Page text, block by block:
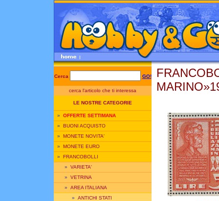
Cerca GO!
cerca l'articolo che ti interessa
LE NOSTRE CATEGORIE
» OFFERTE SETTIMANA
» BUONI ACQUISTO
» MONETE NOVITA'
» MONETE EURO
» FRANCOBOLLI
» VARIETA'
» VETRINA
» AREA ITALIANA
» ANTICHI STATI